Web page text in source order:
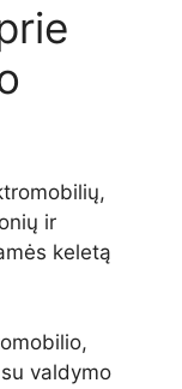
ir
keletą
valdymo